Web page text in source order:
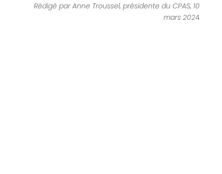
Rédigé par Anne Troussel, présidente du CPAS, 10
mars 2024